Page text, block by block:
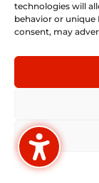
technologies will
behavior or
consent, may
Fotografije,
stranici
tehničke